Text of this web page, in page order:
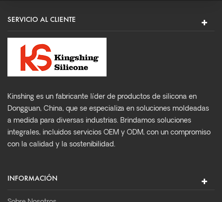
SERVICIO AL CLIENTE
Kinshing es un fabricante líder de productos de silicona en
Dongguan, China, que se especializa en soluciones moldeadas
a medida para diversas industrias. Brindamos soluciones
integrales, incluidos servicios OEM y ODM, con un compromiso
con la calidad y la sostenibilidad.
INFORMACIÓN